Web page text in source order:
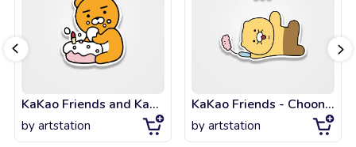
KaKao Friends and KaKaoTalk Happy Birthday Edition - Ryan
by artstation
KaKao Friends - Choonsik is a homebody edition
by artstation